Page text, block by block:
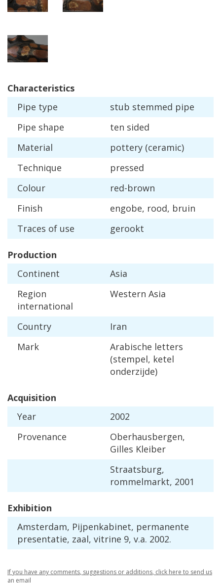
Characteristics
Pipe type stub stemmed pipe
Pipe shape ten sided
Material
pottery (ceramic)
Technique
pressed
Colour
red-brown
Finish
engobe, rood, bruin
Traces of use gerookt
Production
Continent
Asia
Region
international
Western Asia
Country
Iran
Mark
Arabische letters
(stempel, ketel
onderzijde)
Acquisition
Year
2002
Provenance
Oberhausbergen,
Gilles Kleiber
Straatsburg,
rommelmarkt, 2001
Exhibition
Amsterdam, Pijpenkabinet, permanente
presentatie, zaal, vitrine 9, v.a. 2002.
Ifyou have any comments, suggestions or additions, click here to send us
an email